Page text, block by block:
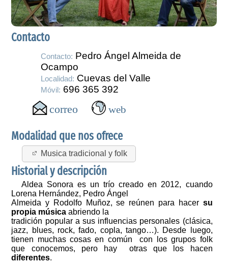
Contacto
Contacto: Pedro Ángel Almeida de
Ocampo
Localidad: Cuevas del Valle
Móvil: 696 365 392
Modalidad que nos ofrece
Musica tradicional y folk
Historial y descripción
Aldea Sonora es un trío creado en 2012, cuando
Lorena Hernández, Pedro Ángel
Almeida y Rodolfo Muñoz, se reúnen para hacer su
propia música abriendo la
tradición popular a sus influencias personales (clásica,
jazz, blues, rock, fado, copla, tango…). Desde luego,
tienen muchas cosas en común con los grupos folk
que conocemos, pero hay otras que los hacen
diferentes.